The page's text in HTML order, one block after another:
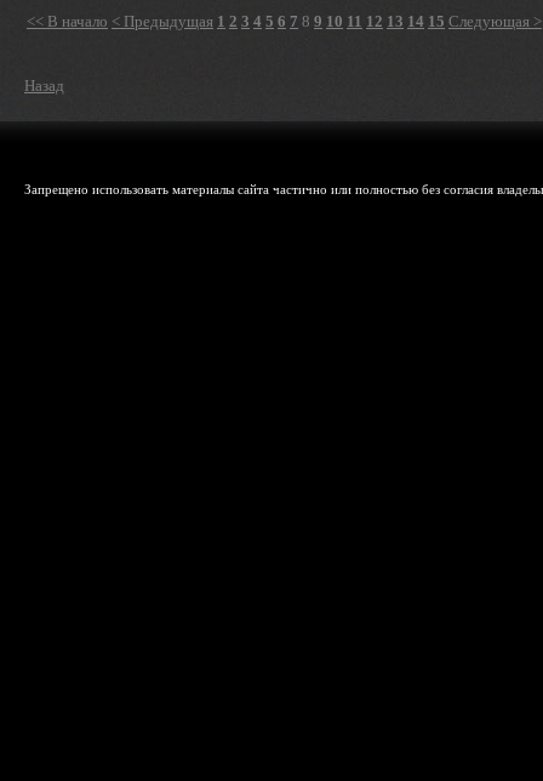
<< В начало < Предыдущая 1 2 3 4 5 6 7 8 9 10 11 12 13 14 15 Следующая >
Назад
Запрещено использовать материалы сайта частично или полностью без согласия